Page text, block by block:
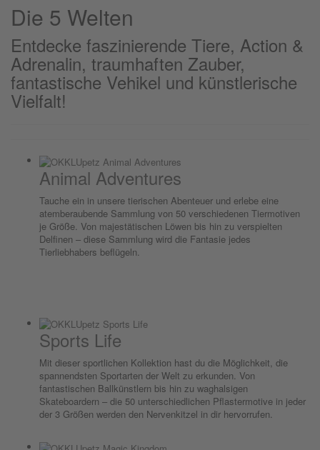
Die 5 Welten
Entdecke faszinierende Tiere, Action &
Adrenalin, traumhaften Zauber,
fantastische Vehikel und künstlerische
Vielfalt!
Animal Adventures
Tauche ein in unsere tierischen Abenteuer und erlebe eine
atemberaubende Sammlung von 50 verschiedenen Tiermotiven
je Größe. Von majestätischen Löwen bis hin zu verspielten
Delfinen – diese Sammlung wird die Fantasie jedes
Tierliebhabers beflügeln.
Sports Life
Mit dieser sportlichen Kollektion hast du die Möglichkeit, die
spannendsten Sportarten der Welt zu erkunden. Von
fantastischen Ballkünstlern bis hin zu waghalsigen
Skateboardern – die 50 unterschiedlichen Pflastermotive in jeder
der 3 Größen werden den Nervenkitzel in dir hervorrufen.